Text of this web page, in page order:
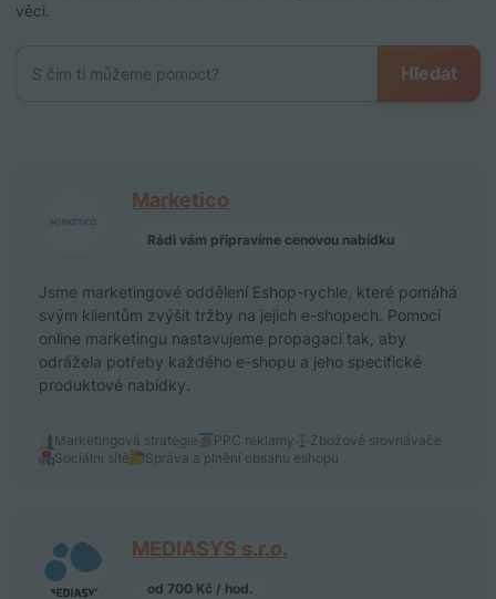
věci.
Hledat
Marketico
Rádi vám připravíme cenovou nabídku
Jsme marketingové oddělení Eshop-rychle, které pomáhá
svým klientům zvýšit tržby na jejich e-shopech. Pomocí
online marketingu nastavujeme propagaci tak, aby
odrážela potřeby každého e-shopu a jeho specifické
produktové nabídky.
Marketingová strategie PPC reklamy
Zbožové srovnávače
Sociální sítě
Správa a plnění obsahu eshopu
MEDIASYS s.r.o.
od 700 Kč / hod.